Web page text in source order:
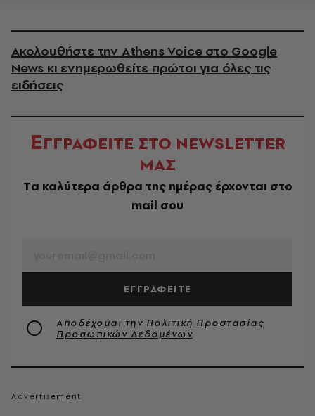
Ακολουθήστε την Athens Voice στο Google
News κι ενημερωθείτε πρώτοι για όλες τις
ειδήσεις
ΕΓΓΡΑΦΕΙΤΕ ΣΤΟ NEWSLETTER
ΜΑΣ
Tα καλύτερα άρθρα της ημέρας έρχονται στο
mail σου
ΕΓΓΡΑΦΕΙΤΕ
Αποδέχομαι την Πολιτική Προστασίας
Προσωπικών Δεδομένων